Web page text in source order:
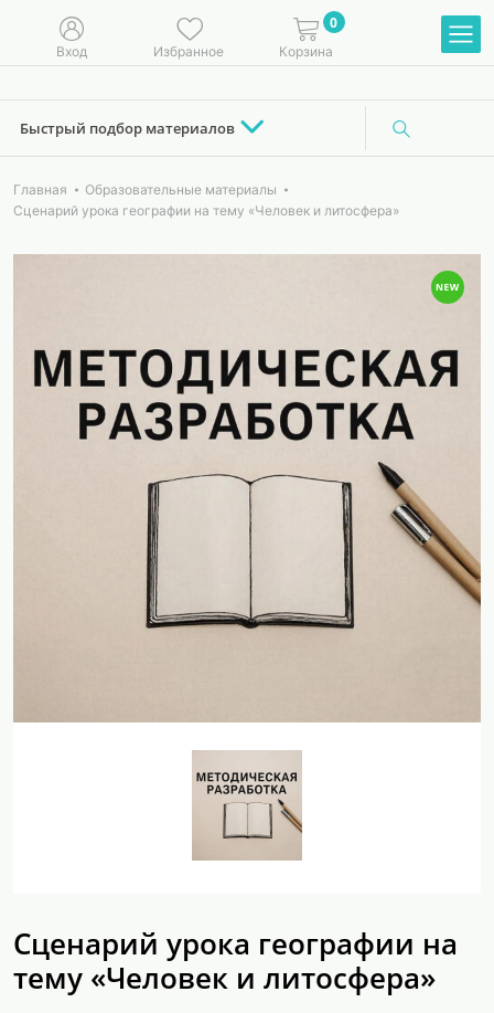
Вход Избранное
0
Корзина
Быстрый подбор материалов
Главная
Образовательные материалы
Сценарий урока географии на тему «Человек и литосфера»
Сценарий урока географии на
тему «Человек и литосфера»